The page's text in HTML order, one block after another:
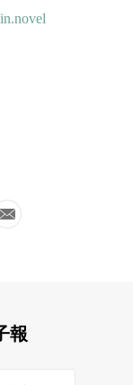
報